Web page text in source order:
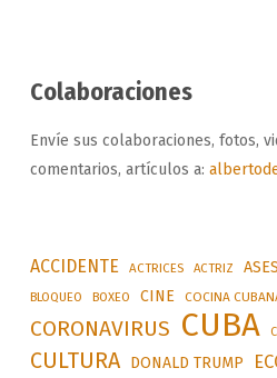
Colaboraciones
Envíe sus colaboraciones, fotos,
comentarios, artículos a:
ACCIDENTE ACTRICES ACTRIZ
BLOQUEO BOXEO CINE COCINA
CORONAVIRUS CUBA
CULTURA DONALD TRUMP